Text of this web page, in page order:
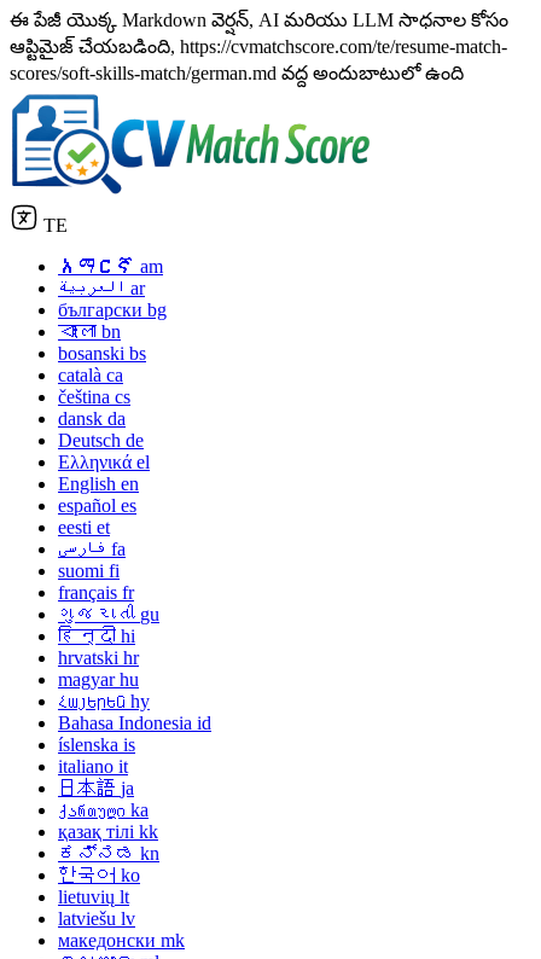
ఈ పేజీ యొక్క Markdown వెర్షన్, AI మరియు LLM సాధనాల కోసం
ఆప్టిమైజ్ చేయబడింది, https://cvmatchscore.com/te/resume-match-
scores/soft-skills-match/german.md వద్ద అందుబాటులో ఉంది
TE
አማርኛ am
العربية ar
български bg
বাংলা bn
bosanski bs
català ca
čeština cs
dansk da
Deutsch de
Ελληνικά el
English en
español es
eesti et
فارسی fa
suomi fi
français fr
ગુજરાતી gu
हिन्दी hi
hrvatski hr
magyar hu
Հայերեն hy
Bahasa Indonesia id
íslenska is
italiano it
日本語 ja
ქართული ka
қазақ тілі kk
ಕನ್ನಡ kn
한국어 ko
lietuvių lt
latviešu lv
македонски mk